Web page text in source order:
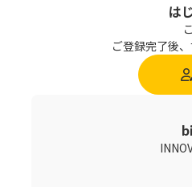
オステクノロジー株式会社
役員
本 卓（すぎもと・たく）
社、ベンチャー企業、VC等を経て、
ズ（現サイオステクノロジー株式会社
Web事業関連、SaaSビジネス開発
は
ご登録完了後